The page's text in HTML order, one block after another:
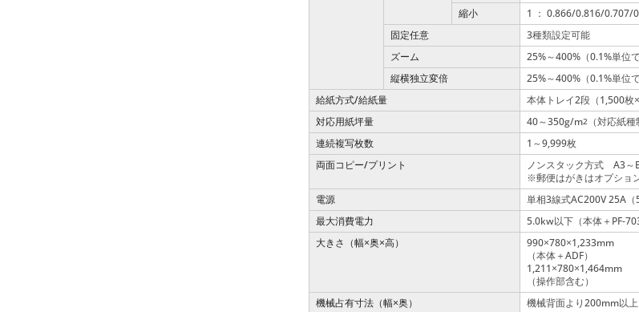
縮小
1 ： 0.866/0.816/0.707/
固定任意
3種類設定可能
ズーム
25%～400%（0.1%単位
縦横独立変倍
25%～400%（0.1%単位
給紙方式/給紙量
本体トレイ2段（1,500枚×
対応用紙坪量
40～350g/m2 （対応紙種
連続複写枚数
1～9,999枚
両面コピー/プリント
ノンスタック方式 A3～
※郵便はがきはオプショ
電源
単相3線式AC200V 25A
最大消費電力
5.0kw以下（本体＋PF-
大きさ（幅×奥×高） 990×780×1,233mm
（本体＋ADF）
1,211 ×780×1,464mm
（操作部含む）
機械占有寸法（幅×奥）
機械背面より200mm以